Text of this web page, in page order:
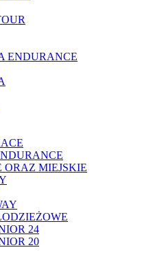
ENDURANCE
MIEJSKIE
24
20